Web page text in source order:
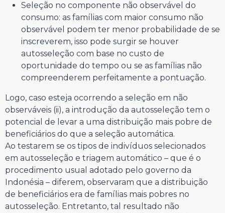
Seleção no componente não observável do
consumo: as famílias com maior consumo não
observável podem ter menor probabilidade de se
inscreverem, isso pode surgir se houver
autosseleção com base no custo de
oportunidade do tempo ou se as famílias não
compreenderem perfeitamente a pontuação.
Logo, caso esteja ocorrendo a seleção em não
observáveis (ii), a introdução da autosseleção tem o
potencial de levar a uma distribuição mais pobre de
beneficiários do que a seleção automática.
Ao testarem se os tipos de indivíduos selecionados
em autosseleção e triagem automático – que é o
procedimento usual adotado pelo governo da
Indonésia – diferem, observaram que a distribuição
de beneficiários era de famílias mais pobres no
autosseleção. Entretanto, tal resultado não